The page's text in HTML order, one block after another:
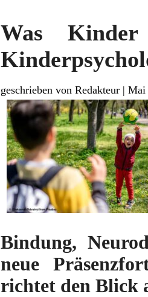
Was
geschrieben von Redakteur | Mai
Bindung,
neue
richtet den Blick